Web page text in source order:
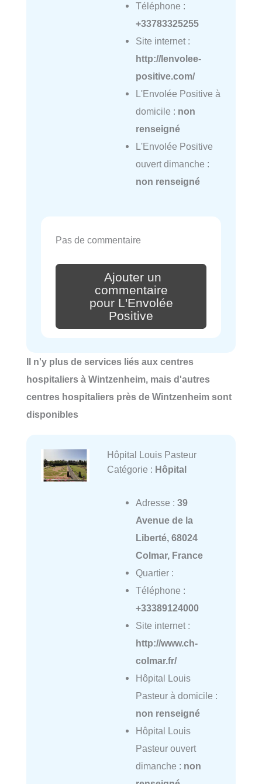
Téléphone :
+33783325255
Site internet :
http://lenvolee-
positive.com/
L'Envolée Positive à
domicile : non
renseigné
L'Envolée Positive
ouvert dimanche :
non renseigné
Pas de commentaire
Ajouter un
commentaire
pour L'Envolée
Positive
Il n'y plus de services liés aux centres
hospitaliers à Wintzenheim, mais d'autres
centres hospitaliers près de Wintzenheim sont
disponibles
Hôpital Louis Pasteur
Catégorie : Hôpital
Adresse : 39
Avenue de la
Liberté, 68024
Colmar, France
Quartier :
Téléphone :
+33389124000
Site internet :
http://www.ch-
colmar.fr/
Hôpital Louis
Pasteur à domicile :
non renseigné
Hôpital Louis
Pasteur ouvert
dimanche : non